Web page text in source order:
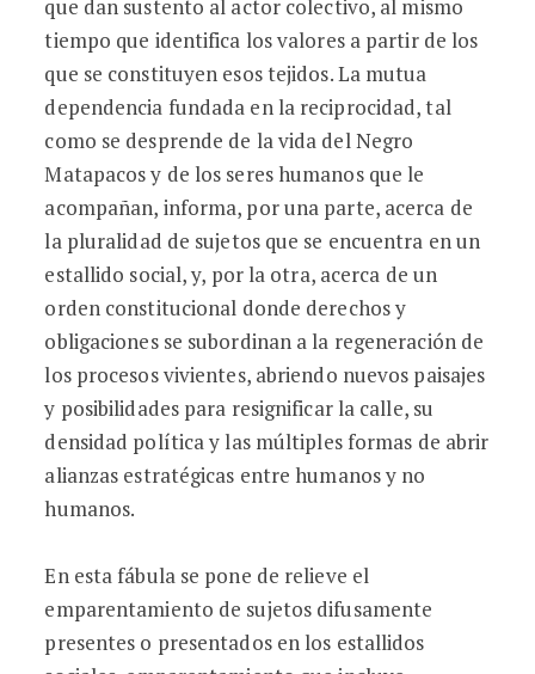
que dan sustento al actor colectivo, al mismo
tiempo que identifica los valores a partir de los
que se constituyen esos tejidos. La mutua
dependencia fundada en la reciprocidad, tal
como se desprende de la vida del Negro
Matapacos y de los seres humanos que le
acompañan, informa, por una parte, acerca de
la pluralidad de sujetos que se encuentra en un
estallido social, y, por la otra, acerca de un
orden constitucional donde derechos y
obligaciones se subordinan a la regeneración de
los procesos vivientes, abriendo nuevos paisajes
y posibilidades para resignificar la calle, su
densidad política y las múltiples formas de abrir
alianzas estratégicas entre humanos y no
humanos.
En esta fábula se pone de relieve el
emparentamiento de sujetos difusamente
presentes o presentados en los estallidos